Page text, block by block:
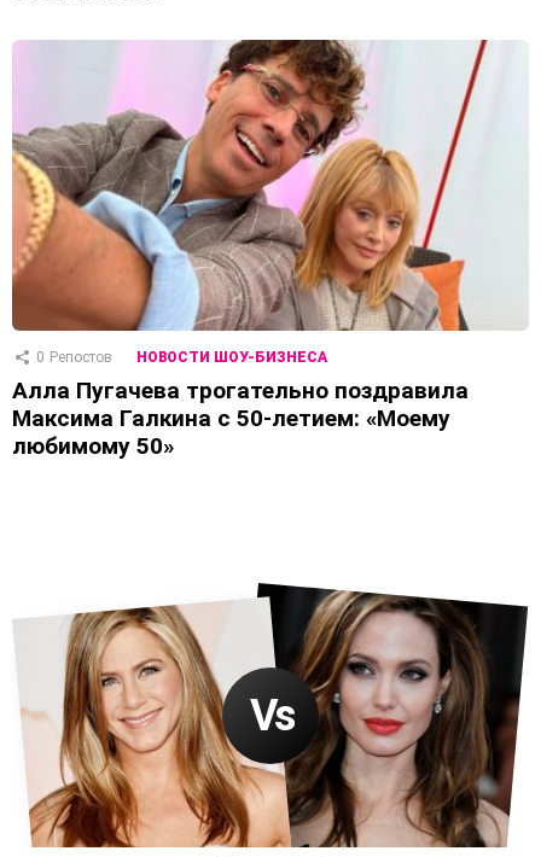
0 Репостов НОВОСТИ ШОУ-БИЗНЕСА
Алла Пугачева трогательно поздравила
Максима Галкина с 50-летием: «Моему
любимому 50»